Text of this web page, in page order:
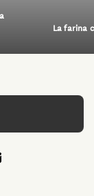
La farina